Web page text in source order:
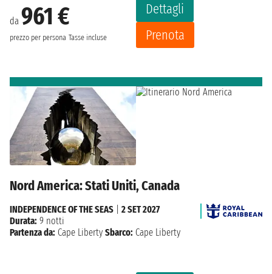
da 961 €
prezzo per persona Tasse incluse
Dettagli
Prenota
Nord America: Stati Uniti, Canada
INDEPENDENCE OF THE SEAS
2 SET 2027
Durata: 9 notti
Partenza da: Cape Liberty Sbarco: Cape Liberty